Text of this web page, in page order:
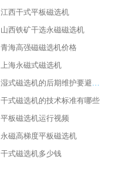
江西干式平板磁选机
山西铁矿干选永磁磁选机
青海高强磁磁选机价格
上海永磁式磁选机
湿式磁选机的后期维护要避开哪些坑
干式磁选机的技术标准有哪些
平板磁选机运行视频
永磁高梯度平板磁选机
干式磁选机多少钱